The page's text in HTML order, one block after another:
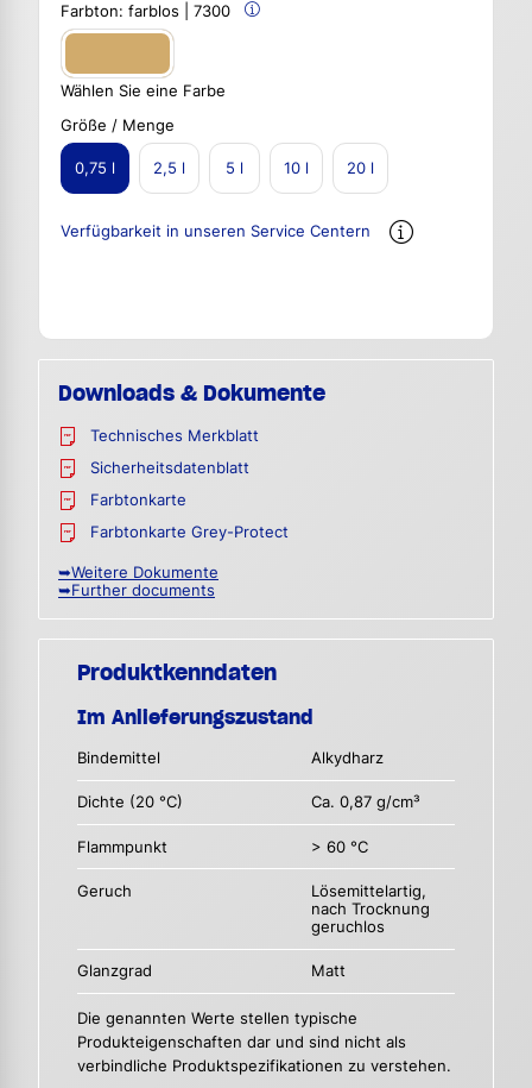
Farbton: farblos | 7300
Wählen Sie eine Farbe
Größe / Menge
0,75 l 2,5 l 5 l 10 l 20 l
Verfügbarkeit in unseren Service Centern
Downloads & Dokumente
Technisches Merkblatt
Sicherheitsdatenblatt
Farbtonkarte
Farbtonkarte Grey-Protect
➥Weitere Dokumente
➥Further documents
Produktkenndaten
Im Anlieferungszustand
Bindemittel Alkydharz
Dichte (20 °C) Ca. 0,87 g/cm³
Flammpunkt > 60 °C
Geruch
Lösemittelartig,
nach Trocknung
geruchlos
Glanzgrad Matt
Die genannten Werte stellen typische
Produkteigenschaften dar und sind nicht als
verbindliche Produktspezifikationen zu verstehen.